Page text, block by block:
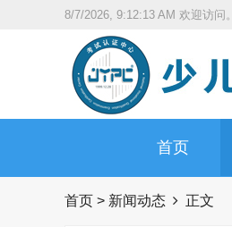
8/7/2026, 9:12:14 AM 欢迎访问。
首页
首页 > 新闻动态 正文